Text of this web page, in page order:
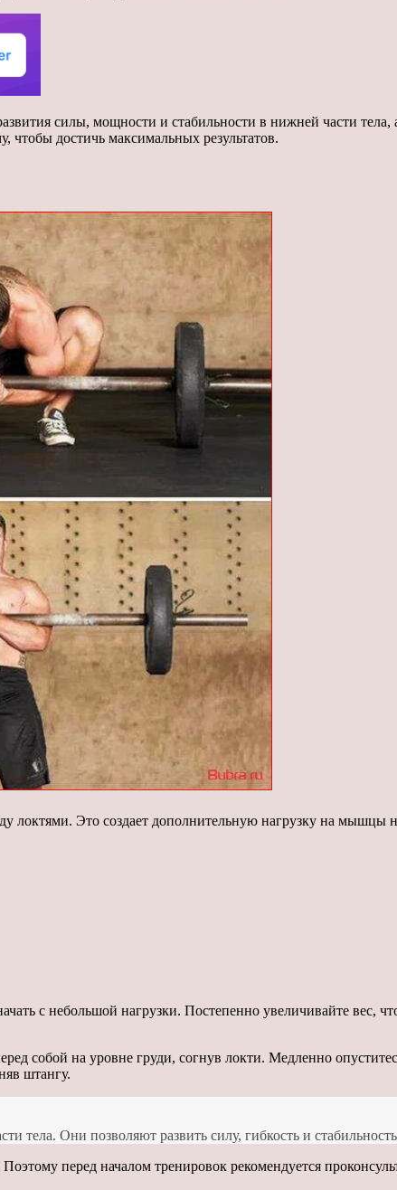
силы, мощности и стабильности в нижней части тела,
достичь максимальных результатов.
локтями. Это создает дополнительную нагрузку на мышцы
с небольшой нагрузки. Постепенно увеличивайте вес,
собой на уровне груди, согнув локти. Медленно
штангу.
Они позволяют развить силу, гибкость и стабильность
перед началом тренировок рекомендуется